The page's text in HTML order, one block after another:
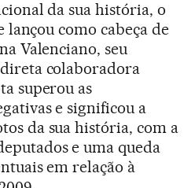
da sua história, o
lançou como cabeça de
Valenciano, seu
colaboradora
superou as
e significou a
da sua história, com a
e uma queda
em relação à